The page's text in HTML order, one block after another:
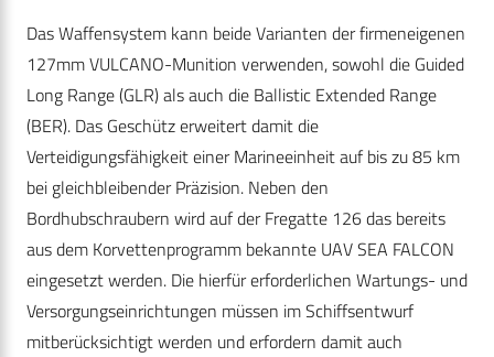
Das Waffensystem kann beide Varianten der firmeneigenen
127mm VULCANO-Munition verwenden, sowohl die Guided
Long Range (GLR) als auch die Ballistic Extended Range
(BER). Das Geschütz erweitert damit die
Verteidigungsfähigkeit einer Marineeinheit auf bis zu 85 km
bei gleichbleibender Präzision. Neben den
Bordhubschraubern wird auf der Fregatte 126 das bereits
aus dem Korvettenprogramm bekannte UAV SEA FALCON
eingesetzt werden. Die hierfür erforderlichen Wartungs- und
Versorgungseinrichtungen müssen im Schiffsentwurf
mitberücksichtigt werden und erfordern damit auch